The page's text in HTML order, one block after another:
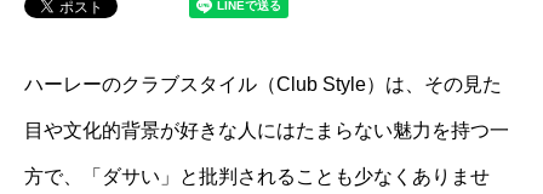
ハーレーのクラブスタイル（Club Style）は、その見た
目や文化的背景が好きな人にはたまらない魅力を持つ一
方で、「ダサい」と批判されることも少なくありませ